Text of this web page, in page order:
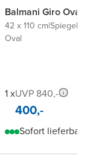
Balmani Giro Oval
42 x 110 cm|Spiegel
Oval
1 xUVP 840,-
400,-
Sofort lieferbar